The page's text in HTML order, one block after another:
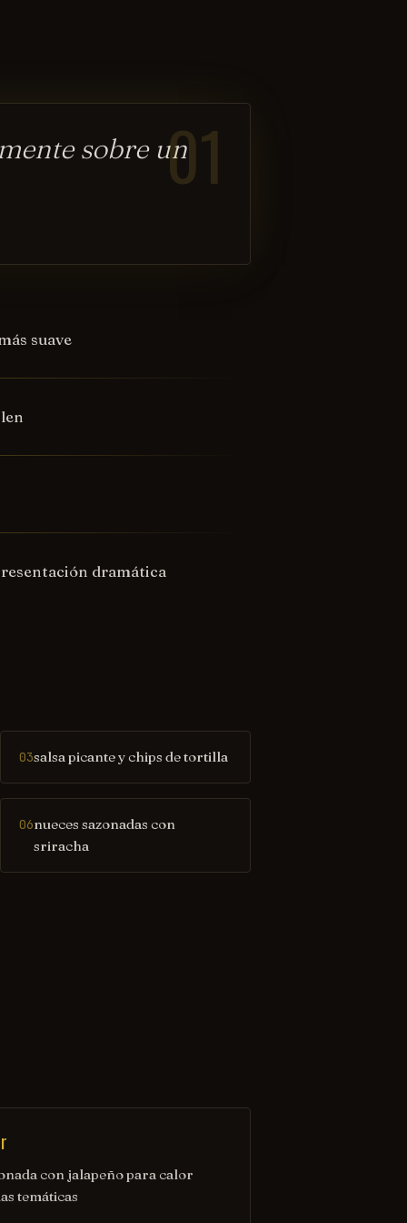
01
sobre un
suave
dramática
03salsa picante y chips de tortilla
06nueces sazonadas con
sriracha
con jalapeño para calor
temáticas